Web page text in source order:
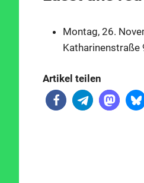
Montag, 26.
Katharinenstraße
Artikel teilen